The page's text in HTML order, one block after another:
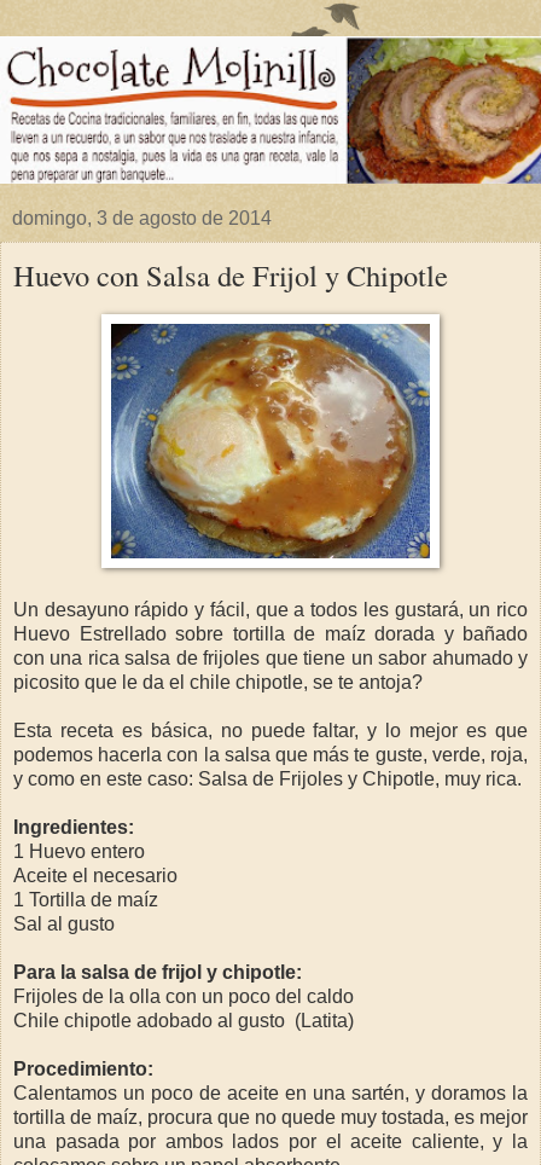
domingo, 3 de agosto de 2014
Huevo con Salsa de Frijol y Chipotle
Un desayuno rápido y fácil, que a todos les gustará, un rico
Huevo Estrellado sobre tortilla de maíz dorada y bañado
con una rica salsa de frijoles que tiene un sabor ahumado y
picosito que le da el chile chipotle, se te antoja?
Esta receta es básica, no puede faltar, y lo mejor es que
podemos hacerla con la salsa que más te guste, verde, roja,
y como en este caso: Salsa de Frijoles y Chipotle, muy rica.
Ingredientes:
1 Huevo entero
Aceite el necesario
1 Tortilla de maíz
Sal al gusto
Para la salsa de frijol y chipotle:
Frijoles de la olla con un poco del caldo
Chile chipotle adobado al gusto (Latita)
Procedimiento:
Calentamos un poco de aceite en una sartén, y doramos la
tortilla de maíz, procura que no quede muy tostada, es mejor
una pasada por ambos lados por el aceite caliente, y la